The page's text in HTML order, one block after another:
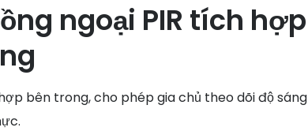
ngoại PIR tích
bên trong, cho phép gia chủ theo dõi độ